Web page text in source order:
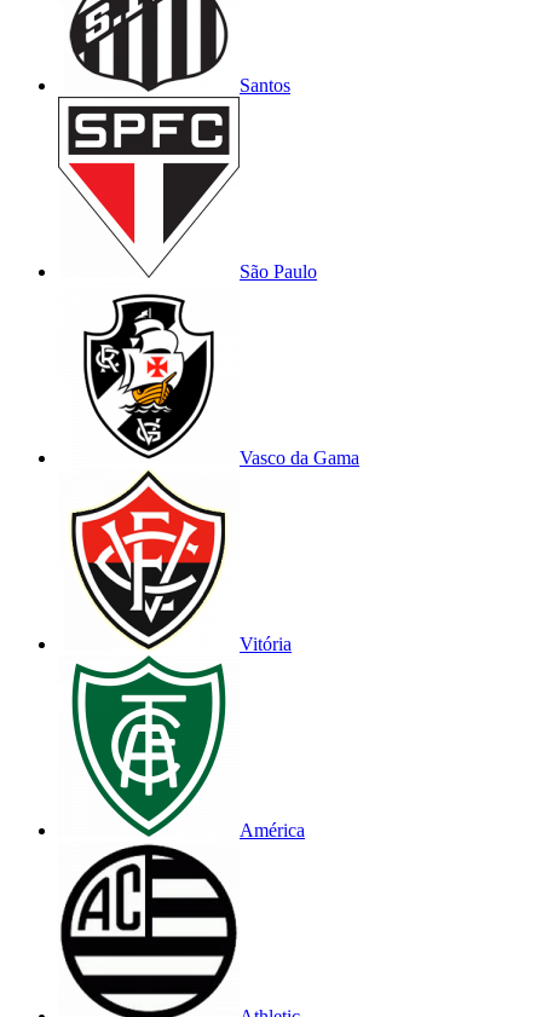
Santos
São Paulo
Vasco da Gama
Vitória
América